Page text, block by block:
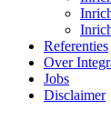
Referenties
Over
Jobs
Disclaimer